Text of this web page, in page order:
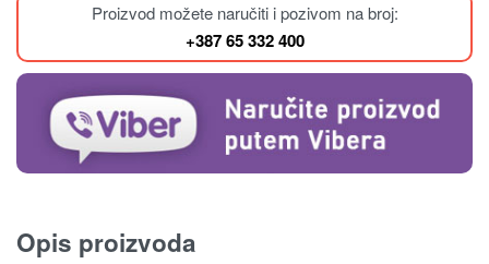
Proizvod možete naručiti i pozivom na broj:
+387 65 332 400
Opis proizvoda